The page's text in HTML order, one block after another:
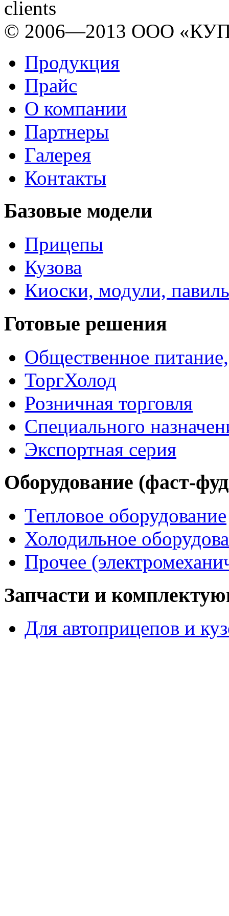
© 2006—2013 ООО
Продукция
Прайс
О компании
Партнеры
Галерея
Контакты
Базовые модели
Прицепы
Кузова
Киоски, модули,
Готовые решения
Общественное
ТоргХолод
Розничная торговля
Специального
Экспортная серия
Оборудование (фаст-
Тепловое оборудование
Холодильное
Прочее
Запчасти и
Для автоприцепов и